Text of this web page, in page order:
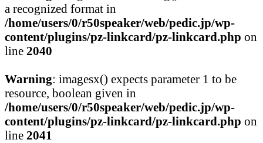
a recognized format in
/home/users/0/r50speaker/web/pedic.jp/wp-
content/plugins/pz-linkcard/pz-linkcard.php on
line 2040
Warning: imagesx() expects parameter 1 to be
resource, boolean given in
/home/users/0/r50speaker/web/pedic.jp/wp-
content/plugins/pz-linkcard/pz-linkcard.php on
line 2041